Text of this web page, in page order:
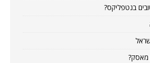
בנטפליקס?
מאסק?